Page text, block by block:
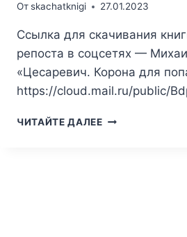
Отskachatknigi 27.01.2023
Ссылка для скачивания
репоста в соцсетях —
«Цесаревич. Корона для
https://cloud.mail.ru/public/
ЧИТАЙТЕ ДАЛЕЕ МИХАИЛ